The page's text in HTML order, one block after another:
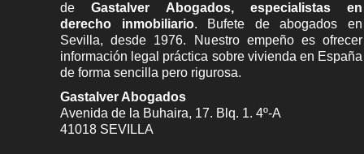
deGastalver Abogados, especialistas en
derecho inmobiliario. Bufete deabogados en
Sevilla, desde 1976. Nuestro empeño es ofrecer
información legal práctica sobre vivienda en España
de forma sencilla pero rigurosa.
Gastalver Abogados
Avenida de la Buhaira, 17. Blq. 1. 4º-A
41018 SEVILLA